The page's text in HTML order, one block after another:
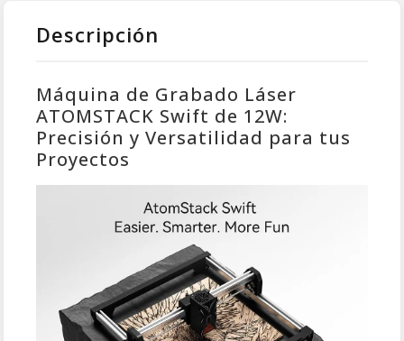
Descripción
Máquina de Grabado Láser
ATOMSTACK Swift de 12W:
Precisión y Versatilidad para tus
Proyectos